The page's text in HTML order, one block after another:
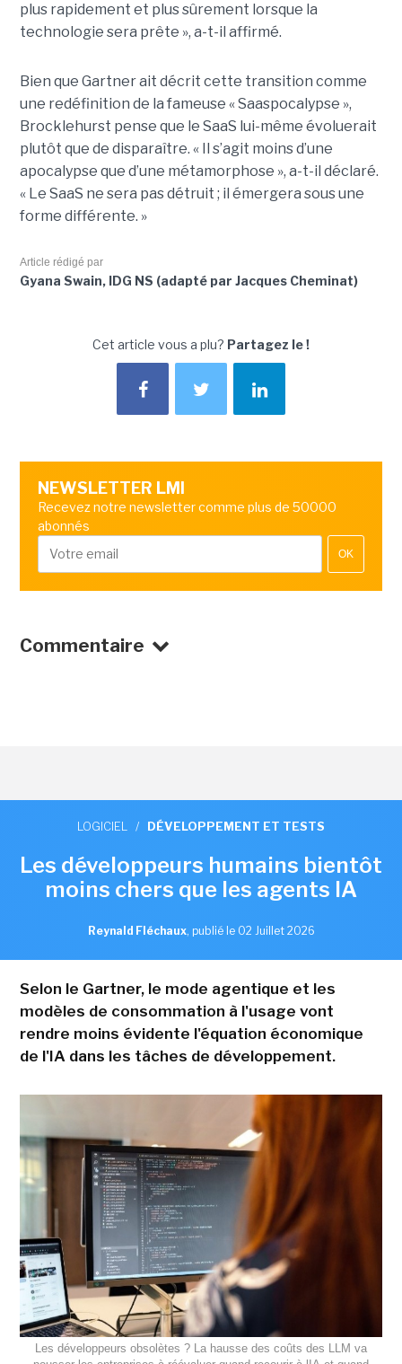
plus rapidement et plus sûrement lorsque la
technologie sera prête », a-t-il affirmé.
Bien que Gartner ait décrit cette transition comme
une redéfinition de la fameuse « Saaspocalypse »,
Brocklehurst pense que le SaaS lui-même évoluerait
plutôt que de disparaître. « Il s’agit moins d’une
apocalypse que d’une métamorphose », a-t-il déclaré.
« Le SaaS ne sera pas détruit ; il émergera sous une
forme différente. »
Article rédigé par
Gyana Swain, IDG NS (adapté par Jacques Cheminat)
Cet article vous a plu? Partagez le !
NEWSLETTER LMI
Recevez notre newsletter comme plus de 50000
abonnés
OK
Commentaire
LOGICIEL / DÉVELOPPEMENT ET TESTS
Les développeurs humains bientôt
moins chers que les agents IA
Reynald Fléchaux, publié le 02 Juillet 2026
Selon le Gartner, le mode agentique et les
modèles de consommation à l'usage vont
rendre moins évidente l'équation économique
de l'IA dans les tâches de développement.
Les développeurs obsolètes ? La hausse des coûts des LLM va